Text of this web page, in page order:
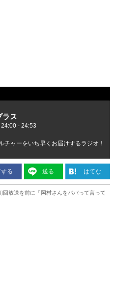
ラス
- 24:53
チャーをいち早くお届けするラジオ！
る 送る はてな
回放送を前に「岡村さんをパパって言って